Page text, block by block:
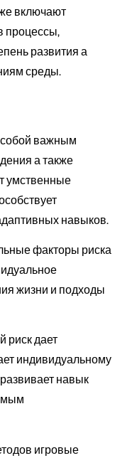
включают
процессы,
развития а
среды.
важным
а также
умственные
навыков.
факторы риска
жизни и подходы
риск дает
индивидуальному
навык
игровые